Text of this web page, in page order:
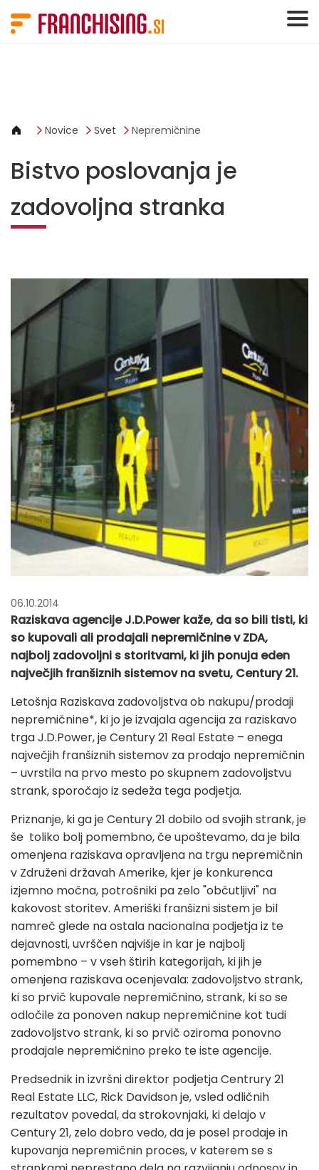
Novice Svet Nepremičnine
Bistvo poslovanja je
zadovoljna stranka
06.10.2014
Raziskava agencije J.D.Power kaže, da so bili tisti, ki
so kupovali ali prodajali nepremičnine v ZDA,
najbolj zadovoljni s storitvami, ki jih ponuja eden
največjih franšiznih sistemov na svetu, Century 21.
Letošnja Raziskava zadovoljstva ob nakupu/prodaji
nepremičnine*, ki jo je izvajala agencija za raziskavo
trga J.D.Power, je Century 21 Real Estate – enega
največjih franšiznih sistemov za prodajo nepremičnin
– uvrstila na prvo mesto po skupnem zadovoljstvu
strank, sporočajo iz sedeža tega podjetja.
Priznanje, ki ga je Century 21 dobilo od svojih strank, je
še toliko bolj pomembno, če upoštevamo, da je bila
omenjena raziskava opravljena na trgu nepremičnin
v Združeni državah Amerike, kjer je konkurenca
izjemno močna, potrošniki pa zelo "občutljivi" na
kakovost storitev. Ameriški franšizni sistem je bil
namreč glede na ostala nacionalna podjetja iz te
dejavnosti, uvrščen najvišje in kar je najbolj
pomembno – v vseh štirih kategorijah, ki jih je
omenjena raziskava ocenjevala: zadovoljstvo strank,
ki so prvič kupovale nepremičnino, strank, ki so se
odločile za ponoven nakup nepremičnine kot tudi
zadovoljstvo strank, ki so prvič oziroma ponovno
prodajale nepremičnino preko te iste agencije.
Predsednik in izvršni direktor podjetja Centrury 21
Real Estate LLC, Rick Davidson je, vsled odličnih
rezultatov povedal, da strokovnjaki, ki delajo v
Century 21, zelo dobro vedo, da je posel prodaje in
kupovanja nepremičnin proces, v katerem se s